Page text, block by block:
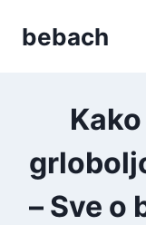
bebach
– Sve o